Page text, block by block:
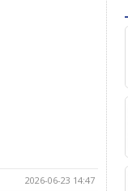
2026-06-23 14:47